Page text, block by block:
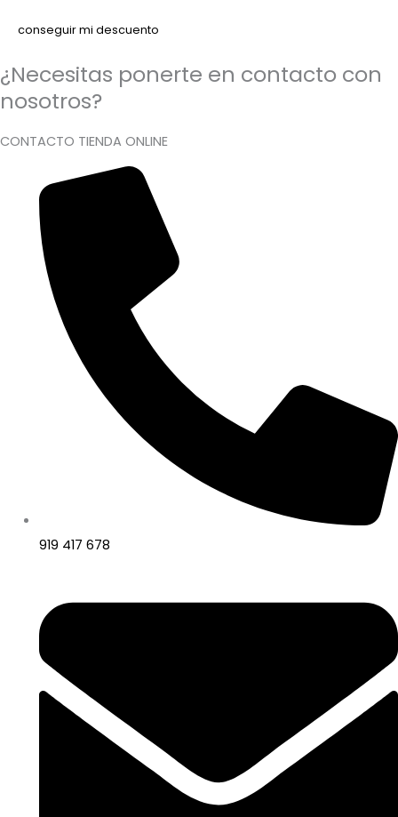
¿Necesitas ponerte en contacto con
nosotros?
CONTACTO TIENDA ONLINE
919 417 678